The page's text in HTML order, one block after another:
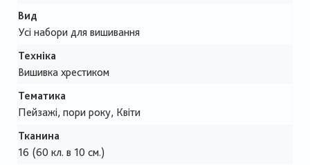
Вид
Усі набори для вишивання
Техніка
Вишивка хрестиком
Тематика
Пейзажі, пори року, Квіти
Тканина
16 (60 кл. в 10 см.)